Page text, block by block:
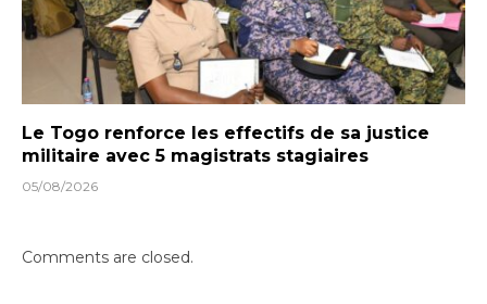
Le Togo renforce les effectifs de sa justice
militaire avec 5 magistrats stagiaires
05/08/2026
Comments are closed.